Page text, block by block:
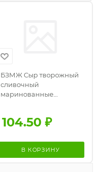
БЗМЖ Сыр творожный
сливочный
маринованные
104.50₽
В КОРЗИНУ